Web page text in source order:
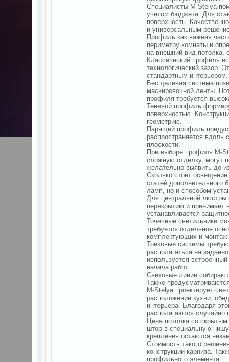
Специалисты M-Stelya
учётом бюджета. Для
поверхность.
и универсальным
Профиль как важная
периметру комнаты и
на внешний вид потолка,
Классический профиль
технологический зазор.
стандартным интерьером.
Бесщелевая система
маскировочной ленты.
профиля требуется
Теневой профиль
поверхностью.
геометрию.
Парящий профиль
распространяется вдоль
плоскости.
При выборе профиля M-
сложную отделку, могут
желательно выявить до
Сколько стоит
статей дополнительного
ламп, но и способом
Для центральной люстры
перекрытию и принимает
устанавливается
Точечные светильники
требуется отдельное
комплектующих и
Трековые системы
располагаться на
используется
начала работ.
Световые линии
Также
M-Stelya проектирует
расположение кухни,
интерьера. Благодаря
располагаются случайно
Цена потолка со
штор в специальную
крепления остаются
Стоимость такого
конструкции карниза.
профильного элемента.